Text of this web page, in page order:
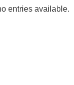
entries available.